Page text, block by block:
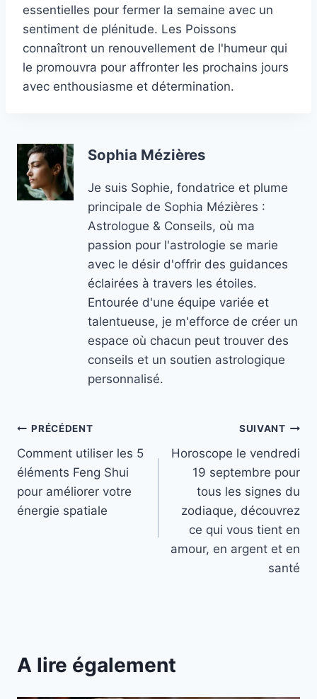
essentielles pour fermer la semaine avec un
sentiment de plénitude. Les Poissons
connaîtront un renouvellement de l'humeur qui
le promouvra pour affronter les prochains jours
avec enthousiasme et détermination.
Sophia Mézières
Je suis Sophie, fondatrice et plume
principale de Sophia Mézières :
Astrologue & Conseils, où ma
passion pour l'astrologie se marie
avec le désir d'offrir des guidances
éclairées à travers les étoiles.
Entourée d'une équipe variée et
talentueuse, je m'efforce de créer un
espace où chacun peut trouver des
conseils et un soutien astrologique
personnalisé.
Navigation
de
l’article
PRÉCÉDENT
Comment utiliser les 5
éléments Feng Shui
pour améliorer votre
énergie spatiale
SUIVANT
Horoscope le vendredi
19 septembre pour
tous les signes du
zodiaque, découvrez
ce qui vous tient en
amour, en argent et en
santé
A lire également